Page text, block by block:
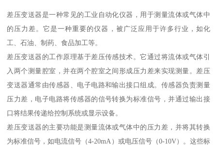
差压变送器是一种常见的工业自动化仪器，用于测量流体或气体中
的压力差。它是一种重要的仪器，被广泛应用于许多行业，如化
工、石油、制药、食品加工等。
差压变送器的工作原理基于差压传感技术。它通过将流体或气体引
入两个测量腔室，并在两个腔室之间形成压力差来实现测量。差压
变送器通常由传感器、电子电路和输出接口组成。传感器负责测量
压力差，电子电路将传感器的信号转换为标准信号，并通过输出接
口将结果传递给控制系统或显示设备。
差压变送器的主要功能是测量流体或气体中的压力差，并将其转换
为标准信号，如电流信号（4-20mA）或电压信号（0-10V）。这些标